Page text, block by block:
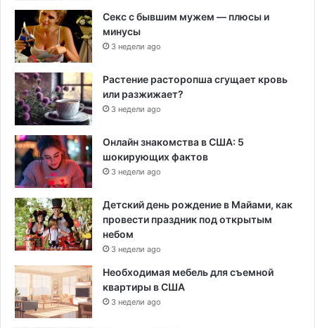
Секс с бывшим мужем — плюсы и
минусы
3 недели ago
Растение расторопша сгущает кровь
или разжижает?
3 недели ago
Онлайн знакомства в США: 5
шокирующих фактов
3 недели ago
Детский день рождение в Майами, как
провести праздник под открытым
небом
3 недели ago
Необходимая мебель для съемной
квартиры в США
3 недели ago